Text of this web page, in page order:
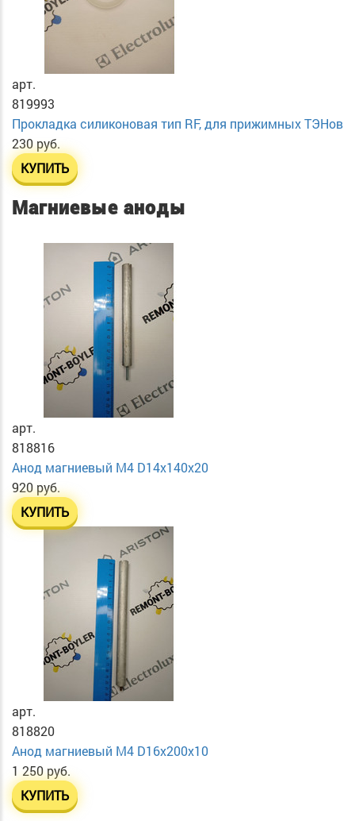
арт.
819993
Прокладка силиконовая тип RF, для прижимных ТЭНов
230 руб.
КУПИТЬ
Магниевые аноды
арт.
818816
Анод магниевый М4 D14х140х20
920 руб.
КУПИТЬ
арт.
818820
Анод магниевый М4 D16х200х10
1 250 руб.
КУПИТЬ